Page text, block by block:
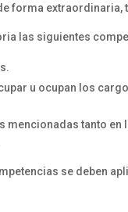
forma
las siguientes
u ocupan los
mencionadas tanto
se deben